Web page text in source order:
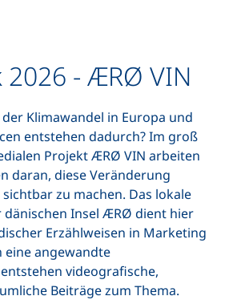
2026 - ÆRØ VIN
Klimawandel in Europa und
entstehen dadurch? Im groß
Projekt ÆRØ VIN arbeiten
daran, diese Veränderung
zu machen. Das lokale
dänischen Insel ÆRØ dient hier
Erzählweisen in Marketing
eine angewandte
videografische,
Beiträge zum Thema.